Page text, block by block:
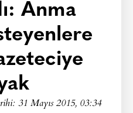
Anma
31 Mayıs 2015, 03:34